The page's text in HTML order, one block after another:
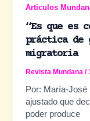
Articulos
“Es que es
práctica de
migratoria
Revista Mundana/
Por: María-José
ajustado que
poder produce